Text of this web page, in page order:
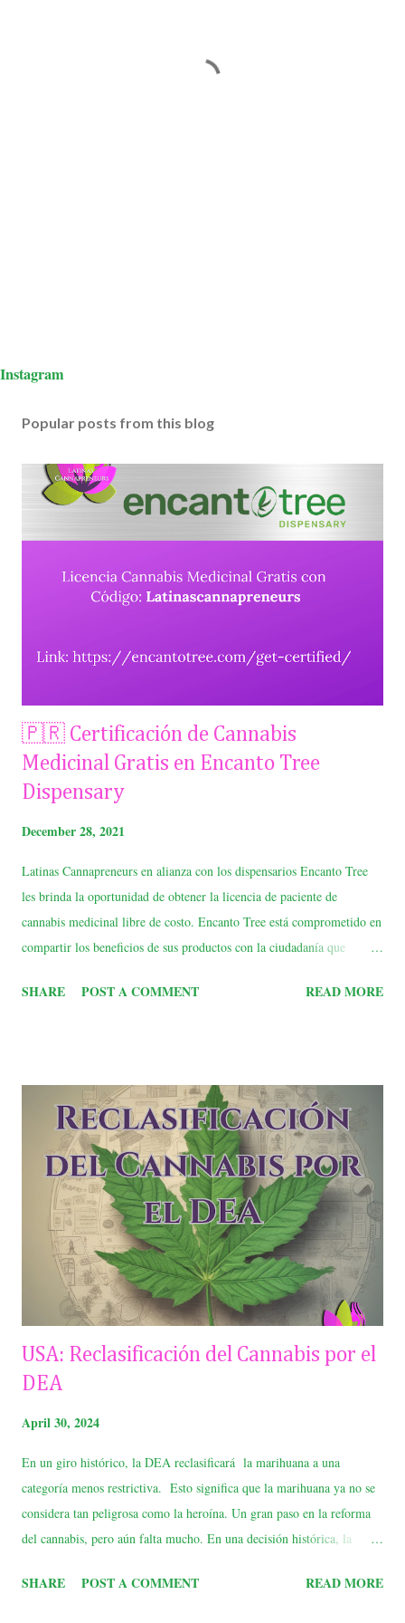
Instagram
Popular posts from this blog
🇵🇷 Certificación de Cannabis
Medicinal Gratis en Encanto Tree
Dispensary
December 28, 2021
Latinas Cannapreneurs en alianza con los dispensarios Encanto Tree
les brinda la oportunidad de obtener la licencia de paciente de
cannabis medicinal libre de costo. Encanto Tree está comprometido en
compartir los beneficios de sus productos con la ciudadanía que
salud. Las condiciones se pueden encontrar en
de primera calidad que optimizarán todos los aspectos de su estilo de
vida. Cuenta con localidades en Dorado, Aguadilla, Bayamon e Isla
Verde. Utiliza el código latinascannapreneurs en el siguiente site:
https://encantotree.com/get-certified/ ya sea renovación o para la
licencia por primera vez. Términos y Condiciones 1. La oferta es
para certificar pacientes sin costo alguno pero al buscar el lic...
SHARE POST A COMMENT READ MORE
USA: Reclasificación del Cannabis por el
DEA
April 30, 2024
En un giro histórico, la DEA reclasificará la marihuana a una
categoría menos restrictiva. Esto significa que la marihuana ya no se
considera tan peligrosa como la heroína. Un gran paso en la reforma
del cannabis, pero aún falta mucho. En una decisión histórica, la
reclasificará la marihuana de la Lista I a la Lista III. Esto significa que
SHARE POST A COMMENT READ MORE